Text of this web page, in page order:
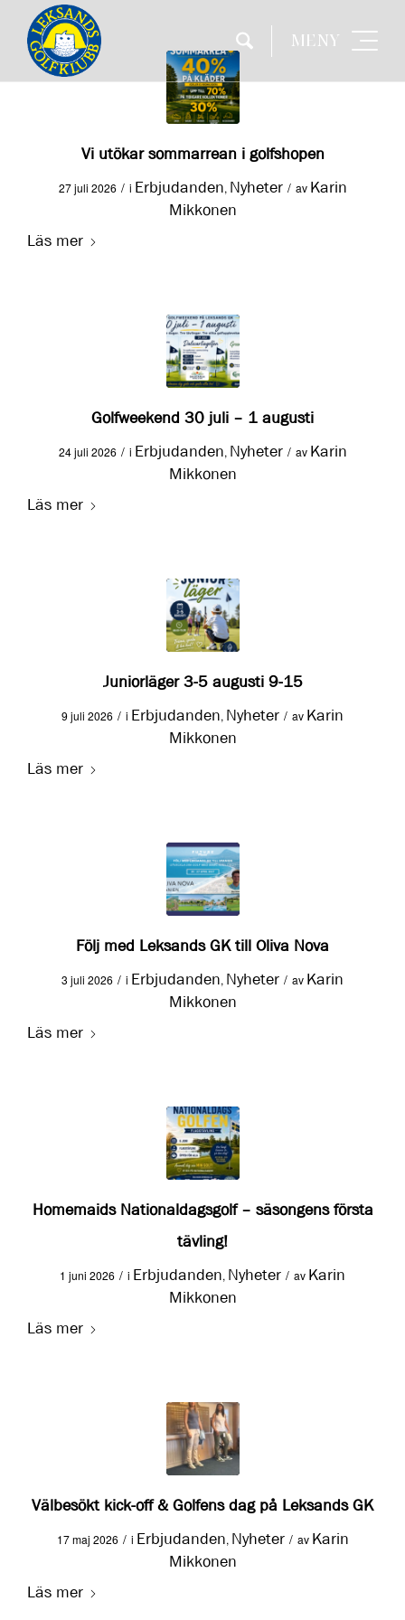
MENY
Vi utökar sommarrean i golfshopen
27 juli 2026 / i Erbjudanden, Nyheter / av Karin
Mikkonen
Läs mer
Golfweekend 30 juli – 1 augusti
24 juli 2026 / i Erbjudanden, Nyheter / av Karin
Mikkonen
Läs mer
Juniorläger 3-5 augusti 9-15
9 juli 2026 / i Erbjudanden, Nyheter / av Karin
Mikkonen
Läs mer
Följ med Leksands GK till Oliva Nova
3 juli 2026 / i Erbjudanden, Nyheter / av Karin
Mikkonen
Läs mer
Homemaids Nationaldagsgolf – säsongens första
tävling!
1 juni 2026 / i Erbjudanden, Nyheter / av Karin
Mikkonen
Läs mer
Välbesökt kick-off & Golfens dag på Leksands GK
17 maj 2026 / i Erbjudanden, Nyheter / av Karin
Mikkonen
Läs mer